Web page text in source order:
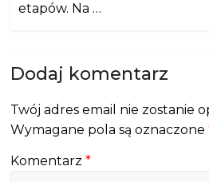
etapów. Na …
Dodaj komentarz
Twój adres email nie zostanie
Wymagane pola są oznaczone
Komentarz*